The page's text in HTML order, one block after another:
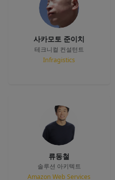
사카모토 준이치
테크니컬 컨설턴트
Infragistics
류동철
솔루션 아키텍트
Amazon Web Services